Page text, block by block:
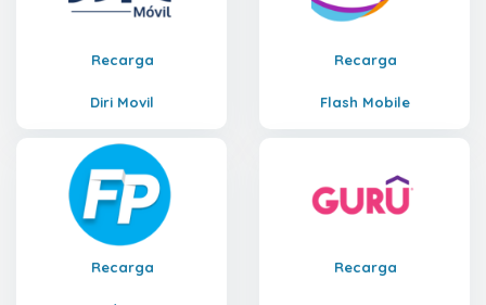
Recarga
Diri Movil
Recarga
Flash Mobile
Recarga Recarga